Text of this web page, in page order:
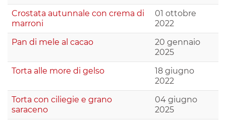
Crostata autunnale con crema di
marroni
01 ottobre
2022
Pan di mele al cacao
20 gennaio
2025
Torta alle more di gelso
18 giugno
2022
Torta con ciliegie e grano
saraceno
04 giugno
2025